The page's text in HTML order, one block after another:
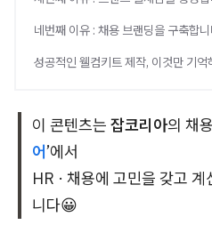
네번째 이유 : 채용 브랜딩을 구축합
성공적인 웰컴키트 제작, 이것만 기억
이 콘텐츠는 잡코리아의 채
어’에서
HR · 채용에 고민을 갖고
니다😀